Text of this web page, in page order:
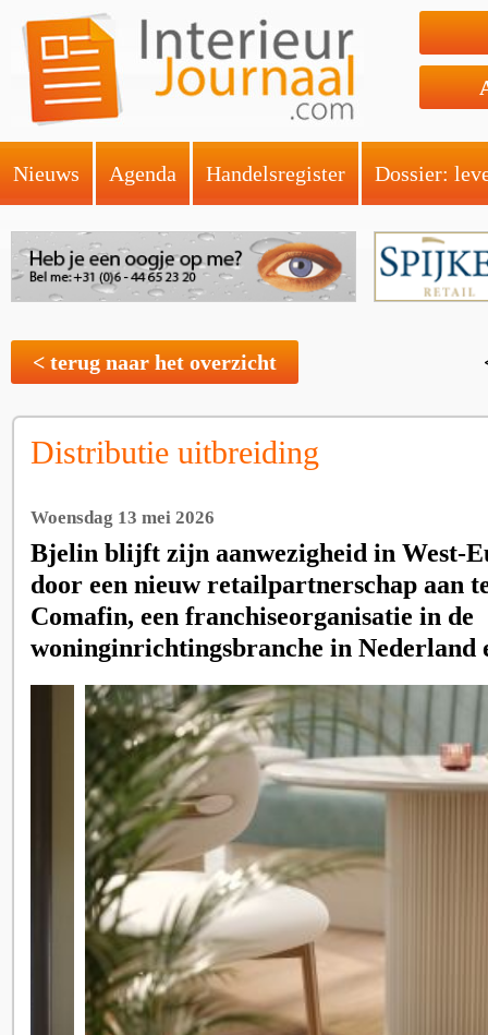
Nieuws Agenda Handelsregister Dossier:
< terug naar het overzicht
Distributie uitbreiding
Woensdag 13 mei 2026
Bjelin blijft zijn aanwezigheid in West-
door een nieuw retailpartnerschap aan
Comafin, een franchiseorganisatie in de
woninginrichtingsbranche in Nederland